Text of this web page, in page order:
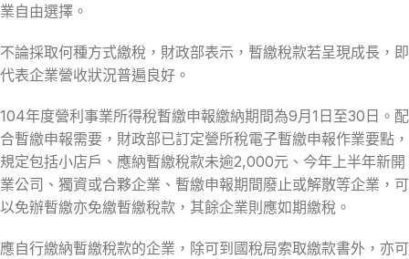
業自由選擇。
不論採取何種方式繳稅，財政部表示，暫繳稅款若呈現成長，即
代表企業營收狀況普遍良好。
104年度營利事業所得稅暫繳申報繳納期間為9月1日至30日。配
合暫繳申報需要，財政部已訂定營所稅電子暫繳申報作業要點，
規定包括小店戶、應納暫繳稅款未逾2,000元、今年上半年新開
業公司、獨資或合夥企業、暫繳申報期間廢止或解散等企業，可
以免辦暫繳亦免繳暫繳稅款，其餘企業則應如期繳稅。
應自行繳納暫繳稅款的企業，除可到國稅局索取繳款書外，亦可